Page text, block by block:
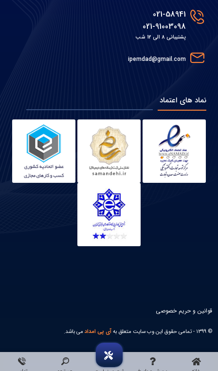
021-58941
021-91003098
پشتیبانی 8 الی 12 شب
ipemdad@gmail.com
نماد های اعتماد
© 1399 - تمامی حقوق این وب سایت متعلق به آی پی امدادمی باشد.
قوانین و حریم خصوصی